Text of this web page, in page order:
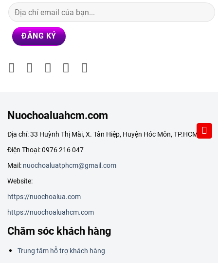
Nuochoaluahcm.com
Địa chỉ: 33 Huỳnh Thị Mài, X. Tân Hiệp, Huyện Hóc Môn, TP.HCM
Điện Thoại: 0976 216 047
Mail: nuochoaluatphcm@gmail.com
Website:
https://nuochoalua.com
https://nuochoaluahcm.com
Chăm sóc khách hàng
Trung tâm hỗ trợ khách hàng